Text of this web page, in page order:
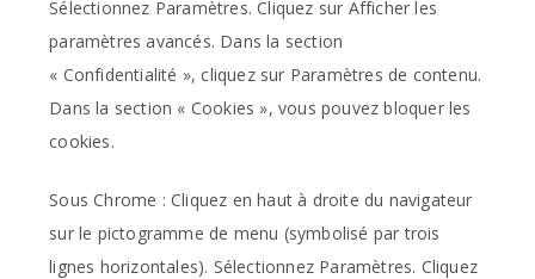
Sélectionnez Paramètres. Cliquez sur Afficher les
paramètres avancés. Dans la section
« Confidentialité », cliquez sur Paramètres de contenu.
Dans la section « Cookies », vous pouvez bloquer les
cookies.
Sous Chrome : Cliquez en haut à droite du navigateur
sur le pictogramme de menu (symbolisé par trois
lignes horizontales). Sélectionnez Paramètres. Cliquez